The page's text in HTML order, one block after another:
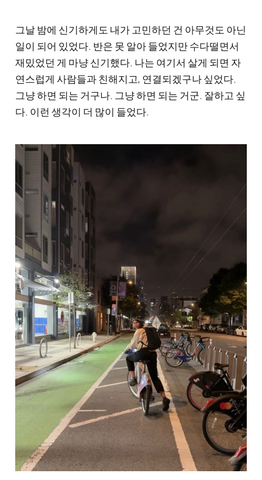
그날 밤에 신기하게도 내가 고민하던 건 아무것도 아닌
일이 되어 있었다. 반은 못 알아 들었지만 수다떨면서
재밌었던 게 마냥 신기했다. 나는 여기서 살게 되면 자
연스럽게 사람들과 친해지고, 연결되겠구나 싶었다.
그냥 하면 되는 거구나. 그냥 하면 되는 거군. 잘하고 싶
다. 이런 생각이 더 많이 들었다.